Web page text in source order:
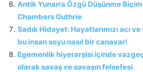
Antik Yunan’a Özgü Düşünme
Chambers Guthrie
Sadık Hidayet: Hayatlarımızı acı
bu insan soyu nasıl bir canavar!
Egemenlik hiyerarşisi içinde
olarak savaş ve savaşın felsefesi